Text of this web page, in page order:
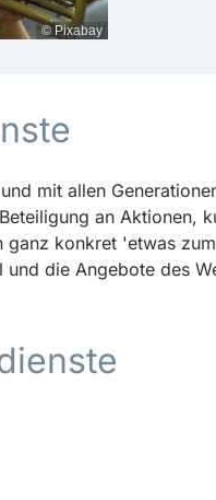
© Pixabay
mit allen
an Aktionen,
konkret 'etwas
die Angebote des